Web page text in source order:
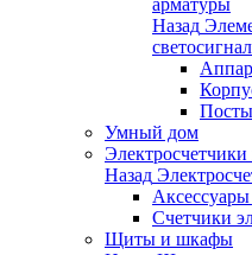
арматуры
Назад
Умный дом
Электросчетчики
Назад
Счетчики
Щиты и шкафы